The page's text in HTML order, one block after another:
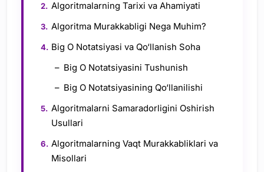
Algoritmalarning Tarixi va Ahamiyati
Algoritma Murakkabligi Nega Muhim?
Big O Notatsiyasi va Qo‘llanish Soha
Big O Notatsiyasini Tushunish
Big O Notatsiyasining Qo‘llanilishi
Algoritmalarni Samaradorligini Oshirish
Usullari
Algoritmalarning Vaqt Murakkabliklari va
Misollari